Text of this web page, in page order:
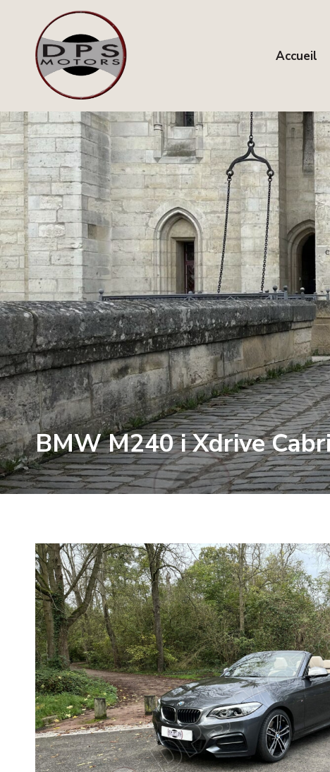
Accueil
BMW M240 i Xdrive